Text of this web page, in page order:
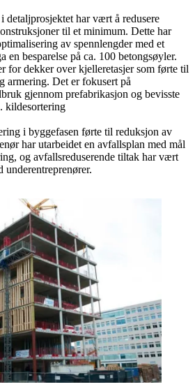
detaljprosjektet har vært å redusere
til et minimum. Dette har
av spennlengder med et
en besparelse på ca. 100 betongsøyler.
for dekker over kjelleretasjer som førte til
armering. Det er fokusert på
gjennom prefabrikasjon og bevisste
kildesortering
i byggefasen førte til reduksjon av
har utarbeidet en avfallsplan med mål
og avfallsreduserende tiltak har vært
underentreprenører.